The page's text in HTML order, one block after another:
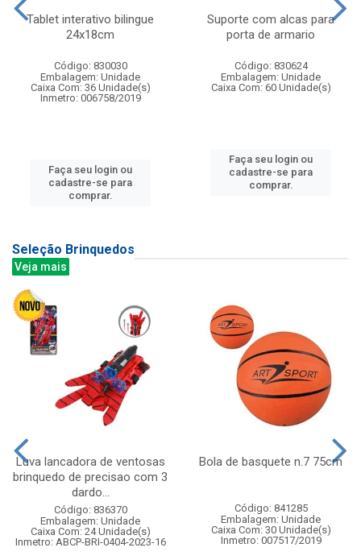
Tablet interativo bilingue
24x18cm
Código: 830030
Embalagem: Unidade
Caixa Com: 36 Unidade(s)
Inmetro: 006758/2019
Faça seu login ou
cadastre-se para
comprar.
Suporte com alcas para
porta de armario
Código: 830624
Embalagem: Unidade
Caixa Com: 60 Unidade(s)
Faça seu login ou
cadastre-se para
comprar.
Seleção Brinquedos
Veja mais
Luva lancadora de ventosas
brinquedo de precisao com 3
dardo...
Código: 836370
Embalagem: Unidade
Caixa Com: 24 Unidade(s)
Inmetro: ABCP-BRI-0404-2023-16
Bola de basquete n.7 75cm
Código: 841285
Embalagem: Unidade
Caixa Com: 30 Unidade(s)
Inmetro: 007517/2019